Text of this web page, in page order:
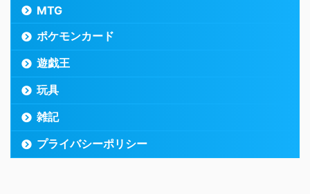
MTG
ポケモンカード
遊戯王
玩具
雑記
プライバシーポリシー